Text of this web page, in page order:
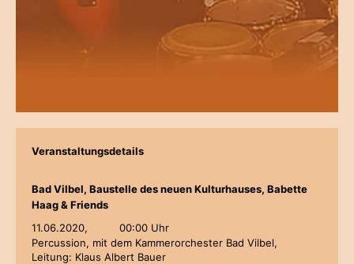
Veranstaltungsdetails
Bad Vilbel, Baustelle des neuen Kulturhauses, Babette
Haag & Friends
11.06.2020,
00:00 Uhr
Percussion, mit dem Kammerorchester Bad Vilbel,
Leitung: Klaus Albert Bauer